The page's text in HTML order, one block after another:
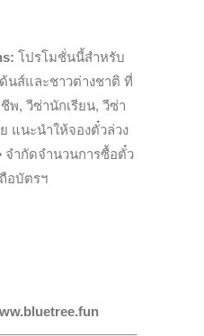
โปรโมชั่นนี้สำหรับ
นส์และชาวต่างชาติ ที่
, วีซ่านักเรียน, วีซ่า
แนะนำให้จองตั๋วล่วง
จำกัดจำนวนการซื้อตั๋ว
อบัตรฯ